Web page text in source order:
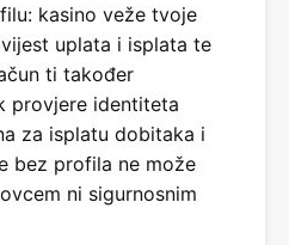
kasino veže tvoje
uplata i isplata te
ti također
provjere identiteta
za isplatu dobitaka i
bez profila ne može
ni sigurnosnim